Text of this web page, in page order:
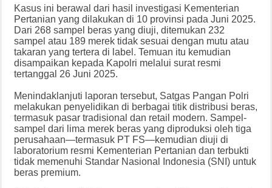
Kasus ini berawal dari hasil investigasi Kementerian
Pertanian yang dilakukan di 10 provinsi pada Juni 2025.
Dari 268 sampel beras yang diuji, ditemukan 232
sampel atau 189 merek tidak sesuai dengan mutu atau
takaran yang tertera di label. Temuan itu kemudian
disampaikan kepada Kapolri melalui surat resmi
tertanggal 26 Juni 2025.
Menindaklanjuti laporan tersebut, Satgas Pangan Polri
melakukan penyelidikan di berbagai titik distribusi beras,
termasuk pasar tradisional dan retail modern. Sampel-
sampel dari lima merek beras yang diproduksi oleh tiga
perusahaan—termasuk PT FS—kemudian diuji di
laboratorium resmi Kementerian Pertanian dan terbukti
tidak memenuhi Standar Nasional Indonesia (SNI) untuk
beras premium.